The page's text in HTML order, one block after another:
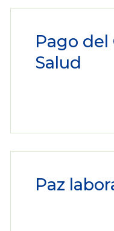
Pago
Salud
Paz